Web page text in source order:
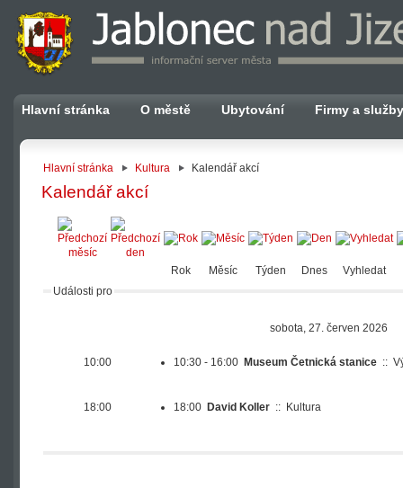
Hlavní stránka O městě Ubytování Firmy a služby
Hlavní stránka Kultura Kalendář akcí
Kalendář akcí
Rok Měsíc Týden Dnes
Vyhledat
Události pro
sobota, 27. červen 2026
10:00 10:30 - 16:00 Museum Četnická stanice ::
18:00 18:00 David Koller :: Kultura